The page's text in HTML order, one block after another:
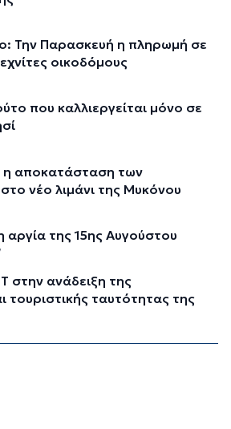
Την Παρασκευή η πληρωμή σε
οικοδόμους
που καλλιεργείται μόνο σε
αποκατάσταση των
νέο λιμάνι της Μυκόνου
αργία της 15ης Αυγούστου
στην ανάδειξη της
τουριστικής ταυτότητας της